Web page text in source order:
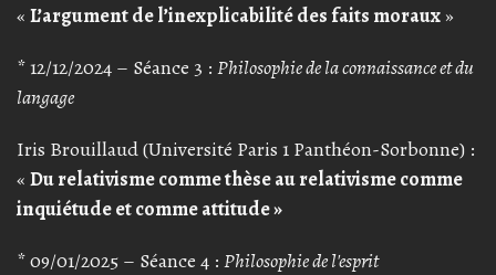
« L’argument de l’inexplicabilité des faits moraux »
* 12/12/2024 – Séance 3 : Philosophie de la connaissance et du
langage
Iris Brouillaud (Université Paris 1 Panthéon-Sorbonne) :
« Du relativisme comme thèse au relativisme comme
inquiétude et comme attitude »
* 09/01/2025 – Séance 4 : Philosophie de l'esprit